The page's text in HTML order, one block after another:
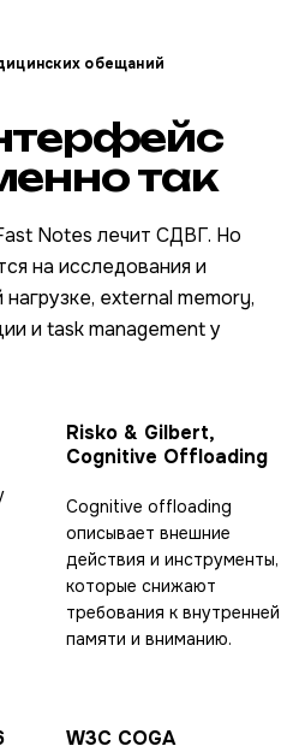
обещаний
так
Notes лечит СДВГ. Но
на исследования и
external memory,
и task management у
Risko & Gilbert,
Cognitive Offloading
Cognitive offloading
описывает внешние
действия и инструменты,
которые снижают
требования к внутренней
памяти и вниманию.
W3C COGA